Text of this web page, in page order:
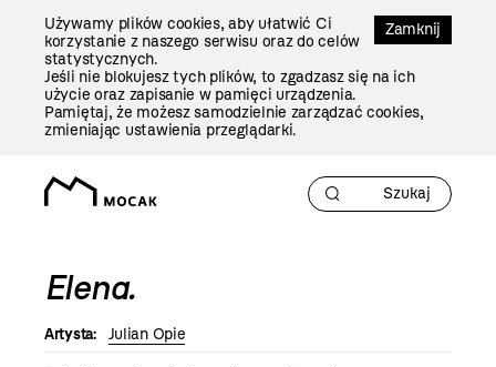
Zamknij
Używamy plików cookies, aby ułatwić Ci
korzystanie z naszego serwisu oraz do celów
statystycznych.
Jeśli nie blokujesz tych plików, to zgadzasz się na ich
użycie oraz zapisanie w pamięci urządzenia.
Pamiętaj, że możesz samodzielnie zarządzać cookies,
zmieniając ustawienia przeglądarki.
Elena.
Artysta: Julian Opie